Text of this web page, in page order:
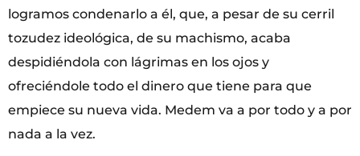
logramos condenarlo a él, que, a pesar de su cerril
tozudez ideológica, de su machismo, acaba
despidiéndola con lágrimas en los ojos y
ofreciéndole todo el dinero que tiene para que
empiece su nueva vida. Medem va a por todo y a por
nada a la vez.